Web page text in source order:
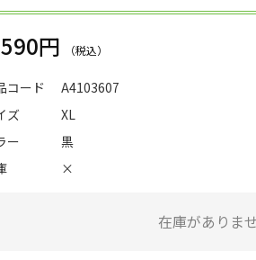
円
コード
A4103607
ズ
XL
ー
黒
×
在庫がありま